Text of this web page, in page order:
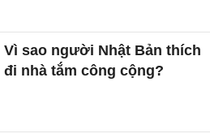
Vì sao người Nhật Bản thích
đi nhà tắm công cộng?